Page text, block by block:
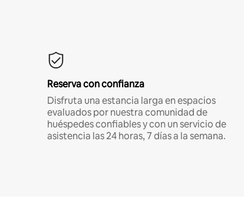
Reserva con confianza
Disfruta una estancia larga en espacios
evaluados por nuestra comunidad de
huéspedes confiables y con un servicio de
asistencia las 24 horas, 7 días a la semana.